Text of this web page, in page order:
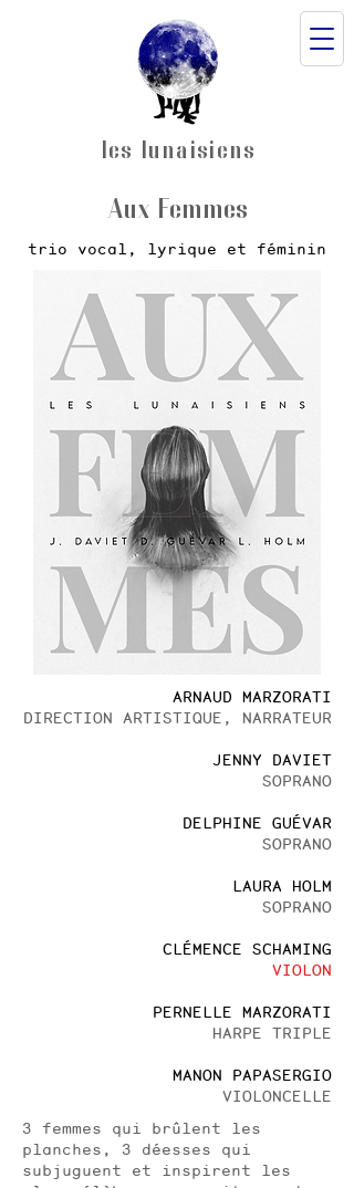
les lunaisiens
Aux Femmes
trio vocal, lyrique et féminin
ARNAUD MARZORATI
DIRECTION ARTISTIQUE, NARRATEUR
JENNY DAVIET
SOPRANO
DELPHINE GUÉVAR
SOPRANO
LAURA HOLM
SOPRANO
CLÉMENCE SCHAMING
VIOLON
PERNELLE MARZORATI
HARPE TRIPLE
MANON PAPASERGIO
VIOLONCELLE
3 femmes qui brûlent les
planches, 3 déesses qui
subjuguent et inspirent les